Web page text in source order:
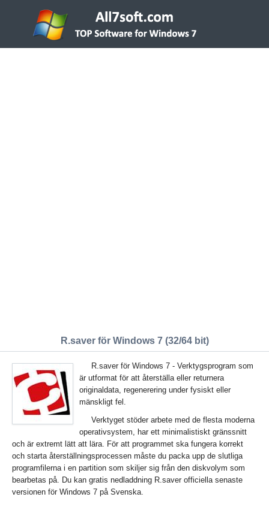
R.saver för Windows 7 (32/64 bit)
R.saver för Windows 7 - Verktygsprogram som
är utformat för att återställa eller returnera
originaldata, regenerering under fysiskt eller
mänskligt fel.
Verktyget stöder arbete med de flesta moderna
operativsystem, har ett minimalistiskt gränssnitt
och är extremt lätt att lära. För att programmet ska fungera korrekt
och starta återställningsprocessen måste du packa upp de slutliga
programfilerna i en partition som skiljer sig från den diskvolym som
bearbetas på. Du kan gratis nedladdning R.saver officiella senaste
versionen för Windows 7 på Svenska.